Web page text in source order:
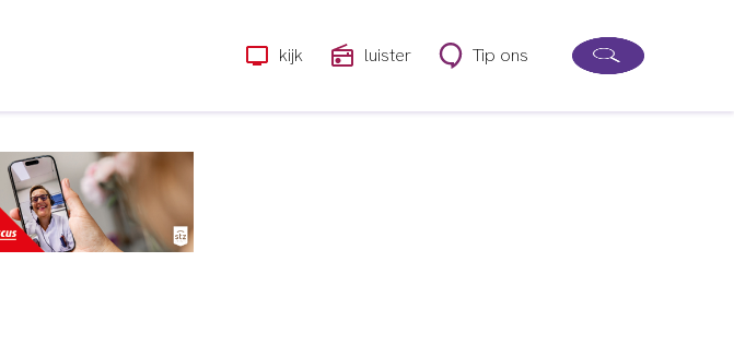
kijk luister Tip ons